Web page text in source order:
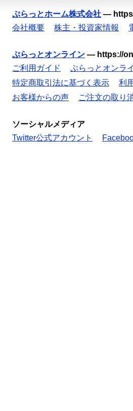
ぷらっとホーム株式会社 —
会社概要
株主・投資家情報
ぷらっとオンライン — https://
ご利用ガイド
ぷらっとオンラ
特定商取引法に基づく表示
利
お客様からの声
ご注文の取り
ソーシャルメディア
Twitter公式アカウント